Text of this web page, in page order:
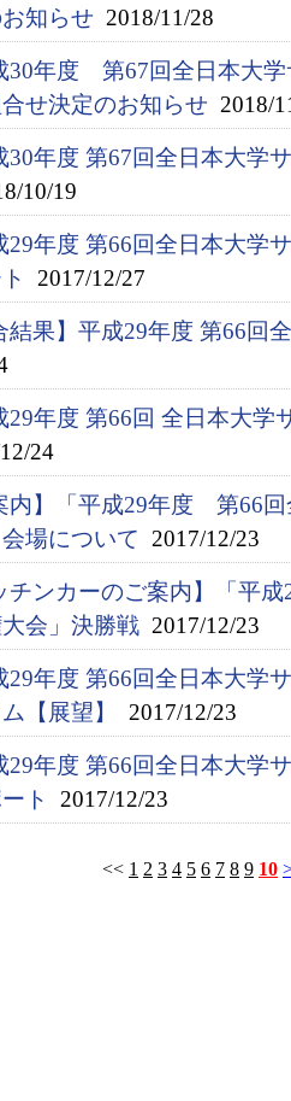
知らせ 2018/11/28
30年度 第67回全日本大
せ決定のお知らせ 2018/
30年度 第67回全日本大学
10/19
29年度 第66回全日本大学
2017/12/27
結果】平成29年度 第66回
29年度 第66回 全日本大
24
内】「平成29年度 第66
場について 2017/12/23
チンカーのご案内】「平
会」決勝戦 2017/12/23
29年度 第66回全日本大学
【展望】
2017/12/23
29年度 第66回全日本大学
ト
2017/12/23
<< 1 2 3 4 5 6 7 8 9 10